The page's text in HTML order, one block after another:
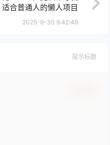
适合普通人的懒人项目
2025-9-30 9:42:49
提示标题